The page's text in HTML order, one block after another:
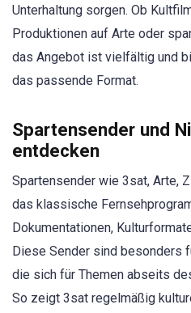
Unterhaltung sorgen. Ob
Produktionen auf Arte oder
das Angebot ist vielfältig und
das passende Format.
Spartensender und
entdecken
Spartensender wie 3sat, Arte,
das klassische
Dokumentationen,
Diese Sender sind besonders
die sich für Themen abseits
So zeigt 3sat regelmäßig